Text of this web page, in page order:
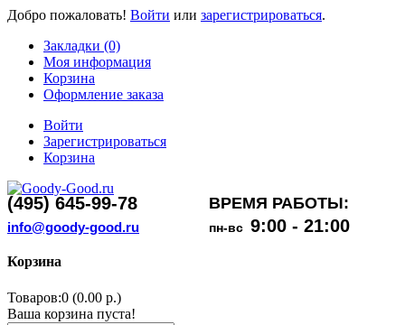
Добро пожаловать! Войти или зарегистрироваться.
Закладки (0)
Моя информация
Корзина
Оформление заказа
Войти
Зарегистрироваться
Корзина
(495) 645-99-78 ВРЕМЯ РАБОТЫ:
info@goody-good.ru пн-вс 9:00 - 21:00
Корзина
Товаров:0 (0.00 р.)
Ваша корзина пуста!